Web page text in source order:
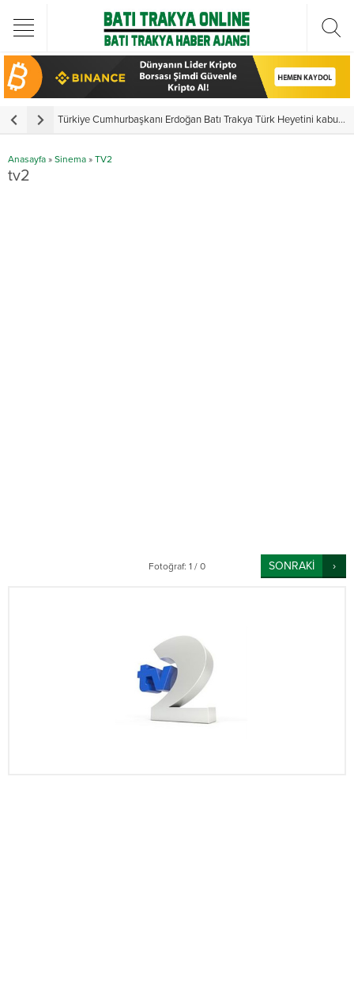
Türkiye Cumhurbaşkanı Erdoğan Batı Trakya Türk Heyetini kabul etti
Anasayfa » Sinema » TV2
tv2
Fotoğraf: 1 / 0 SONRAKİ